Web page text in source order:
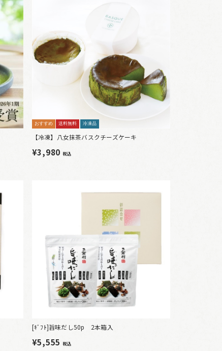
おすすめ 送料無料 冷凍品
【冷凍】八女抹茶バスクチーズケーキ
¥3,980 税込
[ｷﾞﾌﾄ]旨味だし50p 2本箱入
¥5,555 税込